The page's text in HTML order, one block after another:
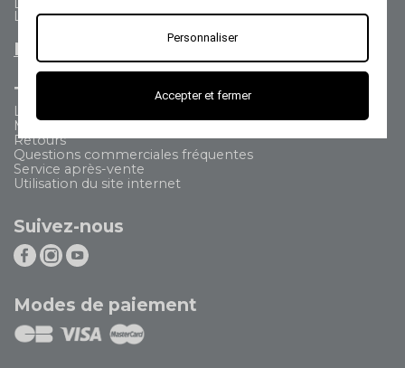
Le vendredi de 8h30 à 12h30 & 13h15 à 16h15
Nous envoyer un email
Tout savoir
Livraison
Modes de paiement
Retours
Questions commerciales fréquentes
Service après-vente
Utilisation du site internet
Suivez-nous
Modes de paiement
Personnaliser
Accepter et fermer